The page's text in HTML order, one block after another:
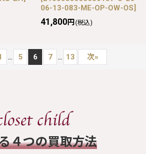
06-13-083-ME-OP-OW-OS]
41,800円 (税込)
... 5 6 7 ... 13 次»
４つの買取方法